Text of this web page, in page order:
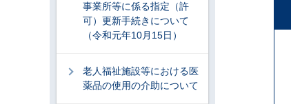
事業所等に係る指定（許
可）更新手続きについて
（令和元年10月15日）
老人福祉施設等における医
薬品の使用の介助について